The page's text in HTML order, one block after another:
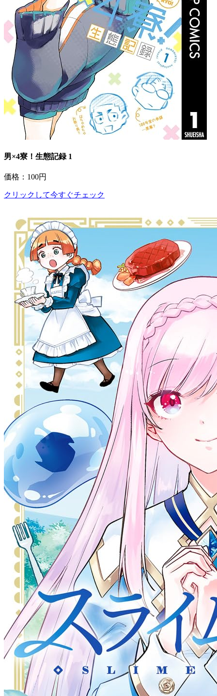
男×4寮！生態記録 1
価格：100円
クリックして今すぐチェック